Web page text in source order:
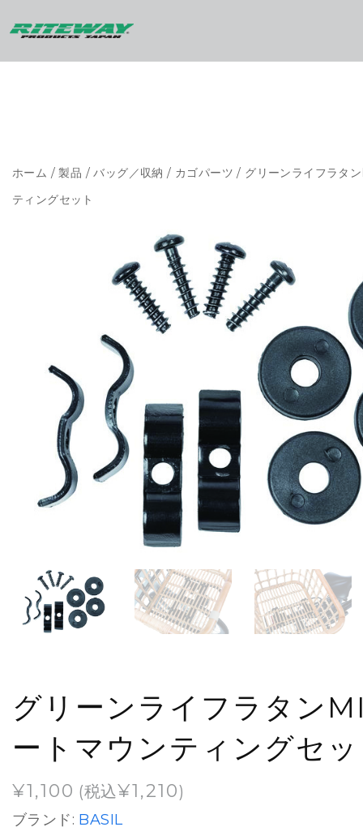
ホーム /製品 /バッグ／収納 / カゴパーツ / グリーンライフラタ
ティングセット
グリーンライフラタン
ートマウンティングセ
¥1,100 (税込¥1,210)
ブランド: BASIL